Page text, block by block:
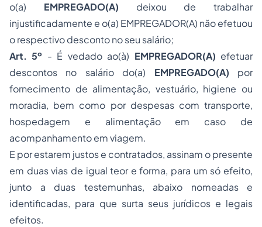
o(a) EMPREGADO(A) deixou de trabalhar
injustificadamente e o(a) EMPREGADOR(A) não efetuou
o respectivo desconto no seu salário;
Art. 5º - É vedado ao(à) EMPREGADOR(A) efetuar
descontos no salário do(a) EMPREGADO(A)
por
fornecimento de alimentação, vestuário, higiene ou
moradia, bem como por despesas com transporte,
hospedagem e alimentação em caso de
acompanhamento em viagem.
E por estarem justos e contratados, assinam o presente
em duas vias de igual teor e forma, para um só efeito,
junto a duas testemunhas, abaixo nomeadas e
identificadas, para que surta seus jurídicos e legais
efeitos.